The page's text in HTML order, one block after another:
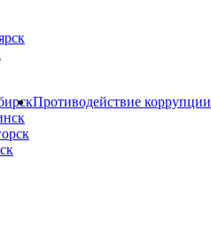
Противодействие коррупции